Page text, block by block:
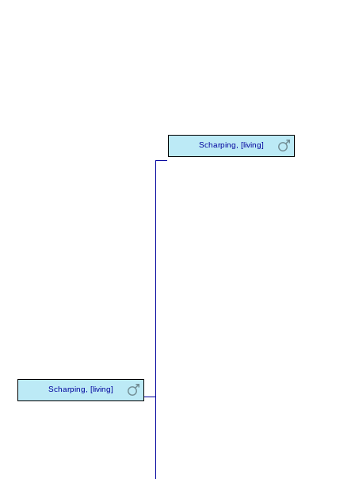
Scharping, [living]
Scharping, [living]